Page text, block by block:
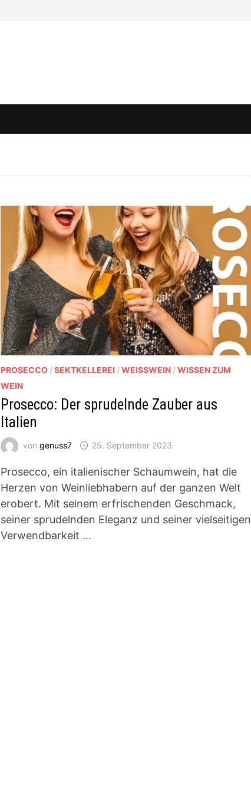
PROSECCO/SEKTKELLEREI /WEISSWEIN/WISSEN ZUM
WEIN
Prosecco: Der sprudelnde Zauber aus
Italien
von genuss7 25. September 2023
Prosecco, ein italienischer Schaumwein, hat die
Herzen von Weinliebhabern auf der ganzen Welt
erobert. Mit seinem erfrischenden Geschmack,
seiner sprudelnden Eleganz und seiner vielseitigen
Verwendbarkeit …